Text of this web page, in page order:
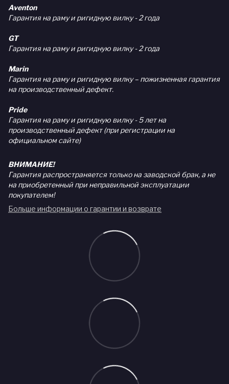
Aventon
Гарантия на раму и ригидную вилку - 2 года
GT
Гарантия на раму и ригидную вилку - 2 года
Marin
Гарантия на раму и ригидную вилку – пожизненная гарантия
на производственный дефект.
Pride
Гарантия на раму и ригидную вилку - 5 лет на
производственный дефект (при регистрации на
официальном сайте)
ВНИМАНИЕ!
Гарантия распространяется только на заводской брак, а не
на приобретенный при неправильной эксплуатации
покупателем!
Больше информации о гарантии и возврате